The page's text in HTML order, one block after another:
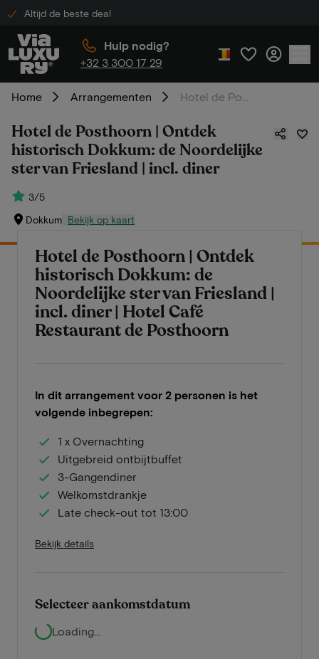
Altijd de beste deal
Hulp nodig?
+32 3 300 17 29
Home Arrangementen
Hotel de Posthoorn | Ontdek
historisch Dokkum: de Noordelijke
ster van Friesland | incl. diner
3/5
Dokkum Bekijk op kaart
Hotel de Posthoorn | Ontdek
historisch Dokkum: de
Noordelijke ster van Friesland |
incl. diner | Hotel Café
Restaurant de Posthoorn
In dit arrangement voor 2 personen is het
volgende inbegrepen:
1 x Overnachting
Uitgebreid ontbijtbuffet
3-Gangendiner
Welkomstdrankje
Late check-out tot 13:00
Bekijk details
Selecteer aankomstdatum
Loading...